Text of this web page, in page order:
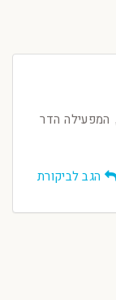
המפעילה הדר
הגב לביקורת